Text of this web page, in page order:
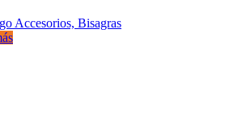
Accesorios, Bisagras